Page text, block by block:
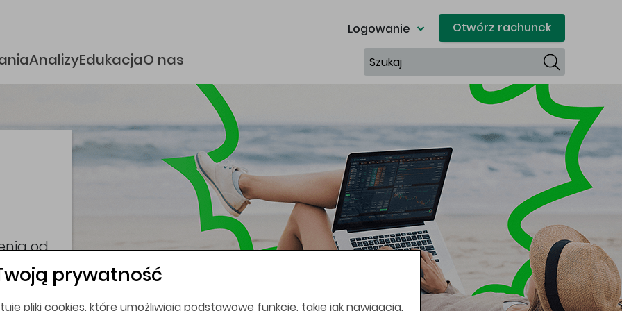
Logowanie Otwórz rachunek
AnalizyEdukacjaO nas Szukaj
prywatność
pliki cookies, które umożliwiają podstawowe funkcje, takie jak nawigacja,